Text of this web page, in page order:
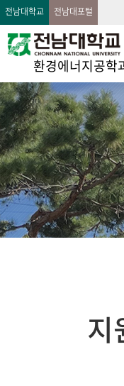
전남대학교 전남대포털
환경에너지공학
지